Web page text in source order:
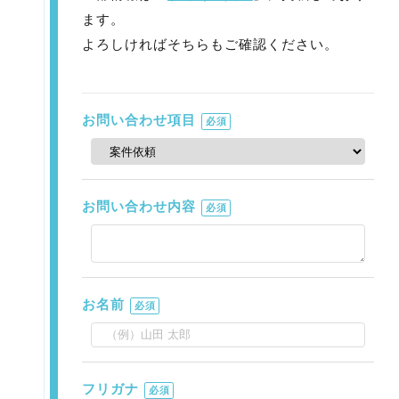
ます。
よろしければそちらもご確認ください。
お問い合わせ項目 必須
お問い合わせ内容 必須
お名前 必須
フリガナ 必須